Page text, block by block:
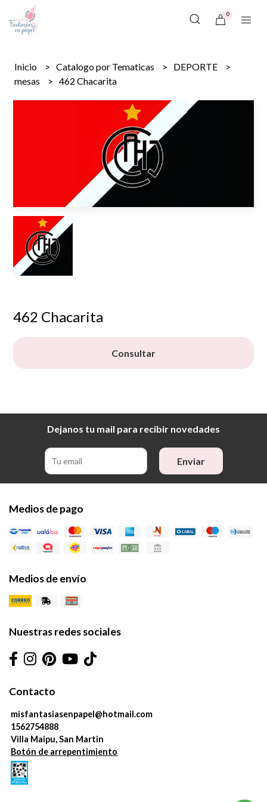
0
Inicio Catalogo por Tematicas
DEPORTE
mesas
462 Chacarita
462 Chacarita
Consultar
Dejanos tu mail para recibir novedades
Enviar
Medios de pago
Medios de envío
Nuestras redes sociales
Contacto
misfantasiasenpapel@hotmail.com
1562754888
Villa Maipu, San Martin
Botón de arrepentimiento